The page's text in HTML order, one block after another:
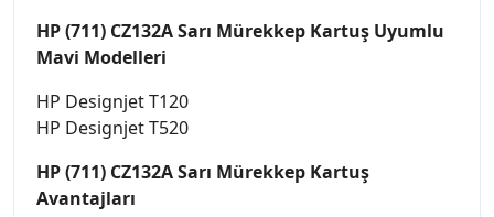
HP (711) CZ132A Sarı Mürekkep Kartuş Uyumlu
Mavi Modelleri
HP Designjet T120
HP Designjet T520
HP (711) CZ132A Sarı Mürekkep Kartuş
Avantajları